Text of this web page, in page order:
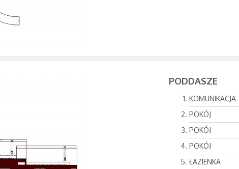
PODDASZE
KOMUNIKACJA
POKÓJ
POKÓJ
POKÓJ
ŁAZIENKA